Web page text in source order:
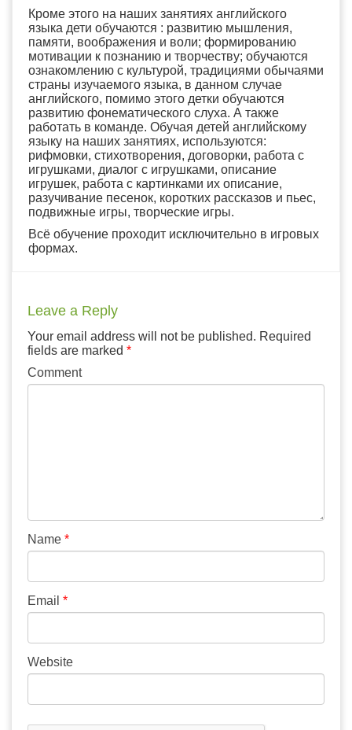
Кроме этого на наших занятиях английского
языка дети обучаются : развитию мышления,
памяти, воображения и воли; формированию
мотивации к познанию и творчеству; обучаются
ознакомлению с культурой, традициями обычаями
страны изучаемого языка, в данном случае
английского, помимо этого детки обучаются
развитию фонематического слуха. А также
работать в команде. Обучая детей английскому
языку на наших занятиях, используются:
рифмовки, стихотворения, договорки, работа с
игрушками, диалог с игрушками, описание
игрушек, работа с картинками их описание,
разучивание песенок, коротких рассказов и пьес,
подвижные игры, творческие игры.
Всё обучение проходит исключительно в игровых
формах.
Leave a Reply
Your email address will not be published. Required
fields are marked *
Comment
Name *
Email *
Website